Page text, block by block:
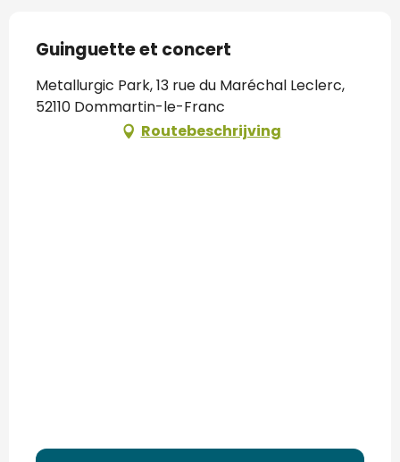
Guinguette et concert
Metallurgic Park, 13 rue du Maréchal Leclerc,
52110 Dommartin-le-Franc
Routebeschrijving